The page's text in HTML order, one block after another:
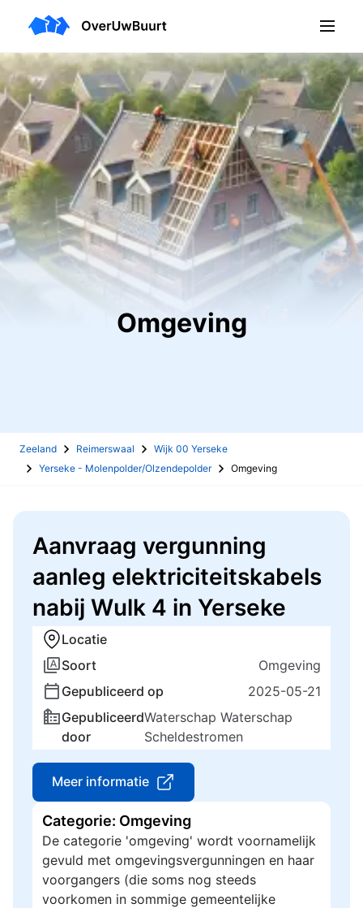
Omgeving
Zeeland Reimerswaal
Wijk 00 Yerseke
Yerseke - Molenpolder/Olzendepolder
Omgeving
Aanvraag vergunning
aanleg elektriciteitskabels
nabij Wulk 4 in Yerseke
Locatie
Soort
Omgeving
Gepubliceerd op
2025-05-21
Gepubliceerd
door
Waterschap Waterschap
Scheldestromen
Meer informatie
Categorie: Omgeving
De categorie 'omgeving' wordt voornamelijk
gevuld met omgevingsvergunningen en haar
voorgangers (die soms nog steeds
voorkomen in sommige gemeentelijke